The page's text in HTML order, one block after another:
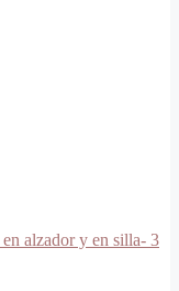
alzador y en silla- 3